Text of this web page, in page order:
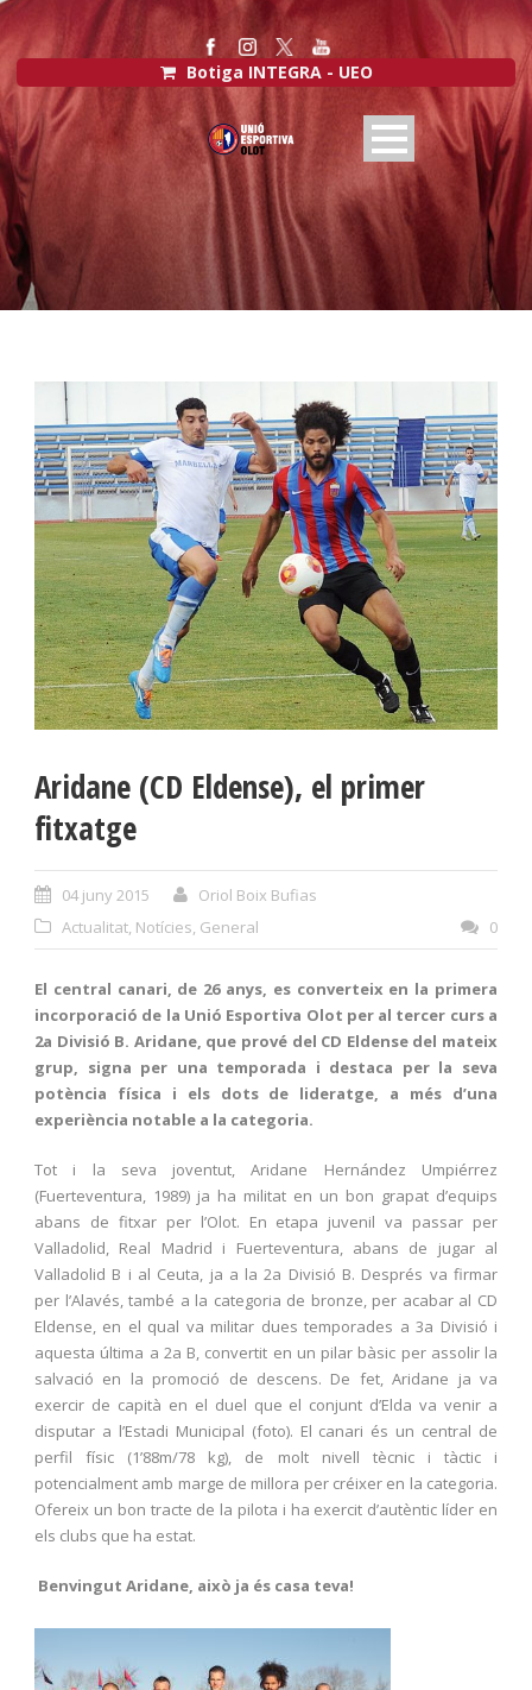
Botiga INTEGRA - UEO
Aridane (CD Eldense), el primer
fitxatge
04 juny 2015
Oriol Boix Bufias
Actualitat, Notícies, General 0
El central canari, de 26 anys, es converteix en la primera
incorporació de la Unió Esportiva Olot per al tercer curs a
2a Divisió B. Aridane, que prové del CD Eldense del mateix
grup, signa per una temporada i destaca per la seva
potència física i els dots de lideratge, a més d’una
experiència notable a la categoria.
Tot i la seva joventut, Aridane Hernández Umpiérrez
(Fuerteventura, 1989) ja ha militat en un bon grapat d’equips
abans de fitxar per l’Olot. En etapa juvenil va passar per
Valladolid, Real Madrid i Fuerteventura, abans de jugar al
Valladolid B i al Ceuta, ja a la 2a Divisió B. Després va firmar
per l’Alavés, també a la categoria de bronze, per acabar al CD
Eldense, en el qual va militar dues temporades a 3a Divisió i
aquesta última a 2a B, convertit en un pilar bàsic per assolir la
salvació en la promoció de descens. De fet, Aridane ja va
exercir de capità en el duel que el conjunt d’Elda va venir a
disputar a l’Estadi Municipal (foto). El canari és un central de
perfil físic (1’88m/78 kg), de molt nivell tècnic i tàctic i
potencialment amb marge de millora per créixer en la categoria.
Ofereix un bon tracte de la pilota i ha exercit d’autèntic líder en
els clubs que ha estat.
Benvingut Aridane, això ja és casa teva!